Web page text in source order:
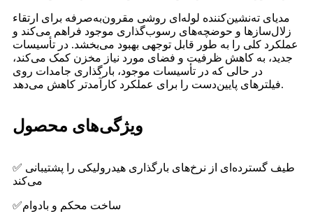
مدیای ته‌نشین‌کننده لوله‌ای روشی مقرون‌به‌صرفه برای ارتقاء
زلال‌سازها و حوضچه‌های رسوب‌گذاری موجود فراهم می‌کند و
عملکرد کلی را به طور قابل توجهی بهبود می‌بخشد. در تأسیسات
جدید، به کاهش ظرفیت و فضای مورد نیاز مخزن کمک می‌کند،
در حالی که در تأسیسات موجود، بارگذاری جامدات روی
فیلترهای پایین‌دست را برای عملکرد کارآمدتر کاهش می‌دهد.
ویژگی‌های محصول
✅ طیف گسترده‌ای از نرخ‌های بارگذاری هیدرولیکی را پشتیبانی
می‌کند
✅ساخت محکم و بادوام